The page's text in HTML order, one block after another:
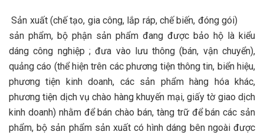
Sản xuất (chế tạo, gia công, lắp ráp, chế biến, đóng gói)
sản phẩm, bộ phận sản phẩm đang được bảo hộ là kiểu
dáng công nghiệp ; đưa vào lưu thông (bán, vận chuyển),
quảng cáo (thể hiện trên các phương tiện thông tin, biển hiệu,
phương tiện kinh doanh, các sản phẩm hàng hóa khác,
phương tiện dịch vụ chào hàng khuyến mại, giấy tờ giao dịch
kinh doanh) nhằm để bán chào bán, tàng trữ để bán các sản
phẩm, bộ sản phẩm sản xuất có hình dáng bên ngoài được